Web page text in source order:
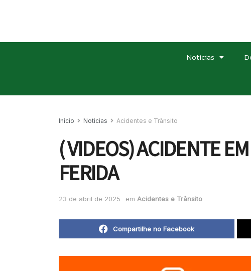
Noticias
Início Noticias Acidentes e Trânsito
( VIDEOS) ACIDENTE
FERIDA
23 de abril de 2025 em Acidentes e Trânsito
Compartilhe no Facebook